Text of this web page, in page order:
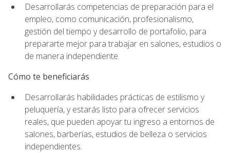
Desarrollarás competencias de preparación para el
empleo, como comunicación, profesionalismo,
gestión del tiempo y desarrollo de portafolio, para
prepararte mejor para trabajar en salones, estudios o
de manera independiente.
Cómo te beneficiarás
Desarrollarás habilidades prácticas de estilismo y
peluquería, y estarás listo para ofrecer servicios
reales, que pueden apoyar tu ingreso a entornos de
salones, barberías, estudios de belleza o servicios
independientes.